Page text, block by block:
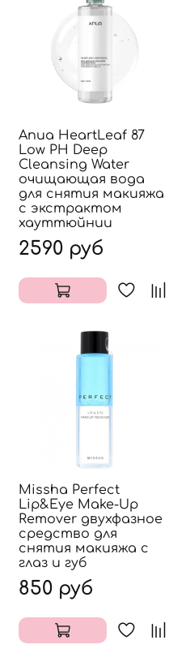
Anua HeartLeaf 87
Low PH Deep
Cleansing Water
очищающая вода
для снятия макияжа
с экстрактом
хауттюйнии
2590 руб
Missha Perfect
Lip&Eye Make-Up
Remover двухфазное
средство для
снятия макияжа с
глаз и губ
850 руб